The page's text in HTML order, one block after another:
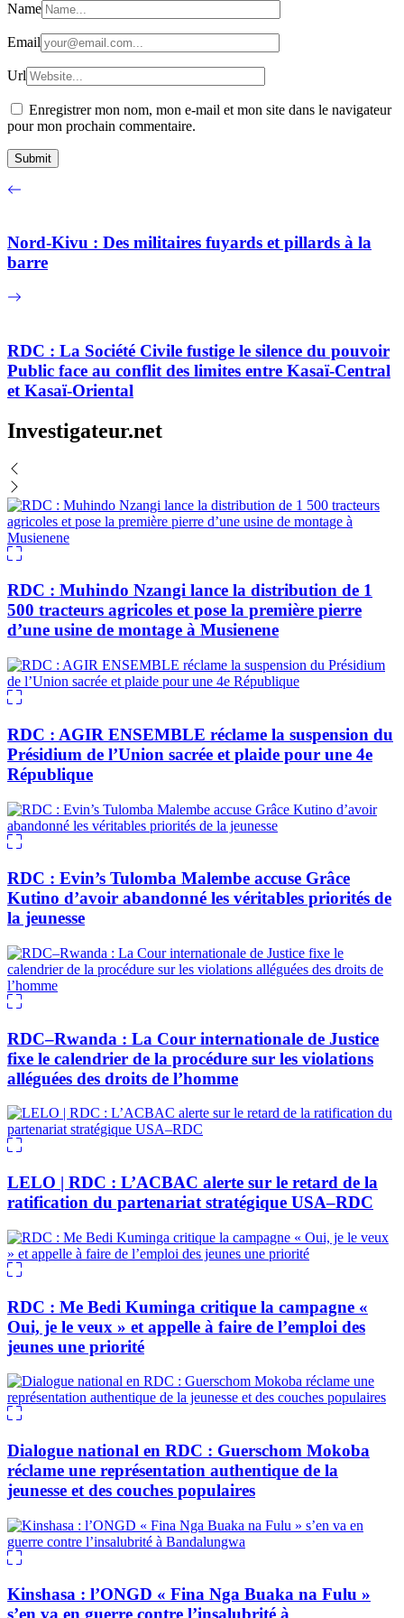
Name
Email
Url
Enregistrer mon nom, mon e-mail et mon site dans le navigateur
pour mon prochain commentaire.
Nord-Kivu : Des militaires fuyards et pillards à la
barre
RDC : La Société Civile fustige le silence du pouvoir
Public face au conflit des limites entre Kasaï-Central
et Kasaï-Oriental
Investigateur.net
RDC : Muhindo Nzangi lance la distribution de 1
500 tracteurs agricoles et pose la première pierre
d’une usine de montage à Musienene
RDC : AGIR ENSEMBLE réclame la suspension du
Présidium de l’Union sacrée et plaide pour une 4e
République
RDC : Evin’s Tulomba Malembe accuse Grâce
Kutino d’avoir abandonné les véritables priorités de
la jeunesse
RDC–Rwanda : La Cour internationale de Justice
fixe le calendrier de la procédure sur les violations
alléguées des droits de l’homme
LELO | RDC : L’ACBAC alerte sur le retard de la
ratification du partenariat stratégique USA–RDC
RDC : Me Bedi Kuminga critique la campagne «
Oui, je le veux » et appelle à faire de l’emploi des
jeunes une priorité
Dialogue national en RDC : Guerschom Mokoba
réclame une représentation authentique de la
jeunesse et des couches populaires
Kinshasa : l’ONGD « Fina Nga Buaka na Fulu »